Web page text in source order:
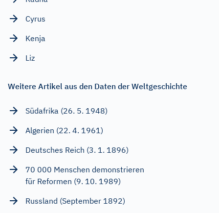
Cyrus
Kenja
Liz
Weitere Artikel aus den Daten der Weltgeschichte
Südafrika (26. 5. 1948)
Algerien (22. 4. 1961)
Deutsches Reich (3. 1. 1896)
70 000 Menschen demonstrieren
für Reformen (9. 10. 1989)
Russland (September 1892)